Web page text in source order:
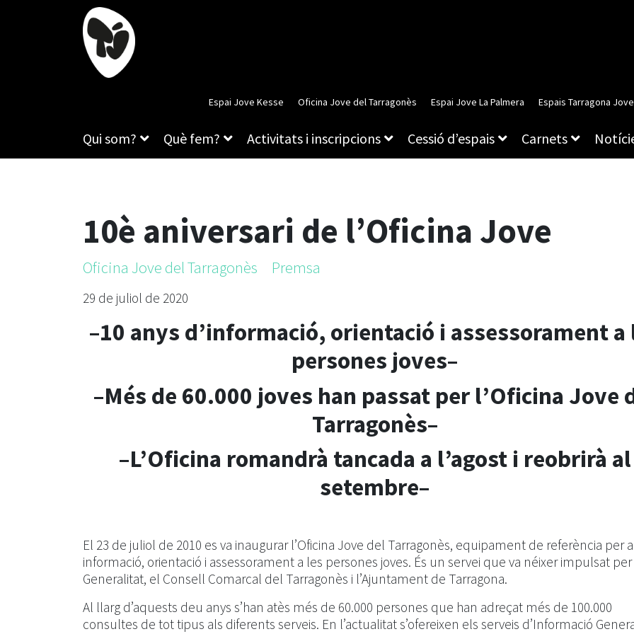
Espai Jove Kesse Oficina Jove del Tarragonès Espai Jove La Palmera Espais Tarragona Jove
Qui som? Què fem? Activitats i inscripcions Cessió d’espais Carnets
10è aniversari de l’Oficina Jove
Oficina Jove del Tarragonès Premsa
29 de juliol de 2020
–10 anys d’informació, orientació i assessorament a
persones joves–
–Més de 60.000 joves han passat per l’Oficina Jove
Tarragonès–
–L’Oficina romandrà tancada a l’agost i reobrirà al
setembre–
El 23 de juliol de 2010 es va inaugurar l’Oficina Jove del Tarragonès, equipament de referència per
informació, orientació i assessorament a les persones joves. És un servei que va néixer impulsat per
Generalitat, el Consell Comarcal del Tarragonès i l’Ajuntament de Tarragona.
Al llarg d’aquests deu anys s’han atès més de 60.000 persones que han adreçat més de 100.000
consultes de tot tipus als diferents serveis. En l’actualitat s’ofereixen els serveis d’Informació